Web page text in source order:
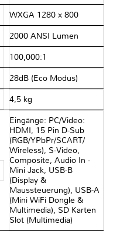
WXGA 1280 x 800
2000 ANSI Lumen
100,000:1
28dB (Eco Modus)
4,5 kg
Eingänge: PC/Video:
HDMI, 15 Pin D-Sub
(RGB/YPbPr/SCART/
Wireless), S-Video,
Composite, Audio In -
Mini Jack, USB-B
(Display &
Maussteuerung), USB-A
(Mini WiFi Dongle &
Multimedia), SD Karten
Slot (Multimedia)